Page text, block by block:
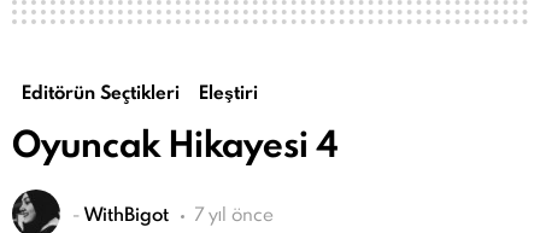
Editörün Seçtikleri Eleştiri
Oyuncak Hikayesi 4
- WithBigot 7 yıl önce